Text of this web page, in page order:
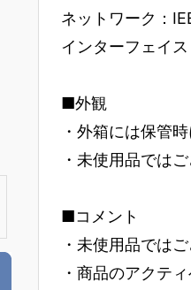
ネットワーク：
インターフェイ
■外観
・外箱には保管
・未使用品では
■コメント
・未使用品では
・商品のアクテ